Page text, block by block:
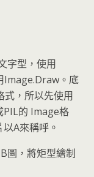
字型，使用
Image.Draw。底
式，所以先使用
的 Image格
A來稱呼。
圖，將矩型繪制